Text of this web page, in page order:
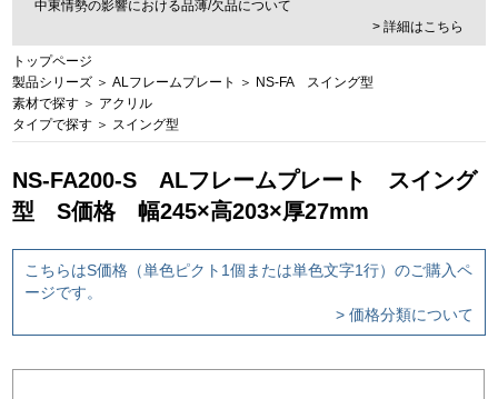
中東情勢の影響における品薄/欠品について
> 詳細はこちら
トップページ
製品シリーズ ＞ALフレームプレート ＞ NS-FA スイング型
素材で探す ＞ アクリル
タイプで探す ＞ スイング型
NS-FA200-S ALフレームプレート スイング
型 S価格 幅245×高203×厚27mm
こちらはS価格（単色ピクト1個または単色文字1行）のご購入ペ
ージです。
> 価格分類について